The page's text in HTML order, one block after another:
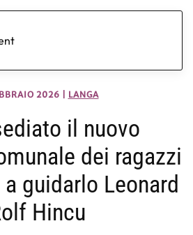
2026 LANGA
il nuovo
dei ragazzi
guidarlo Leonard
Hincu